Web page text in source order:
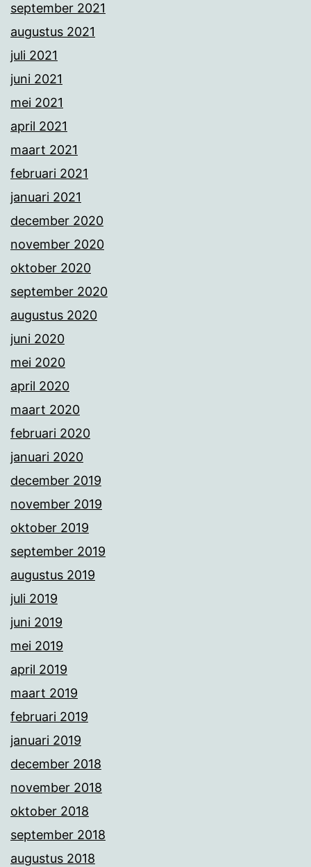
september 2021
augustus 2021
juli 2021
juni 2021
mei 2021
april 2021
maart 2021
februari 2021
januari 2021
december 2020
november 2020
oktober 2020
september 2020
augustus 2020
juni 2020
mei 2020
april 2020
maart 2020
februari 2020
januari 2020
december 2019
november 2019
oktober 2019
september 2019
augustus 2019
juli 2019
juni 2019
mei 2019
april 2019
maart 2019
februari 2019
januari 2019
december 2018
november 2018
oktober 2018
september 2018
augustus 2018